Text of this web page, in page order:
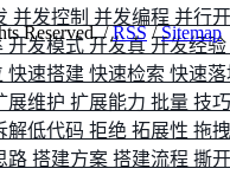
并发控制 并发编程 并行
开发模式开发真开发经验
快速搭建 快速检索 快速落
展维护 扩展能力 批量 技巧
解低代码 拒绝 拓展性 拖
路 搭建方案 搭建流程 撕
Reserved. /RSS/Sitemap